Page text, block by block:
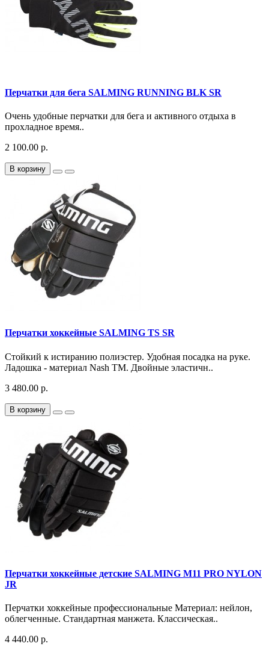
Перчатки для бега SALMING RUNNING BLK SR
Очень удобные перчатки для бега и активного отдыха в
прохладное время..
2 100.00 р.
В корзину
Перчатки хоккейные SALMING TS SR
Стойкий к истиранию полиэстер. Удобная посадка на руке.
Ладошка - материал Nash TM. Двойные эластичн..
3 480.00 р.
В корзину
Перчатки хоккейные детские SALMING M11 PRO NYLON
JR
Перчатки хоккейные профессиональные Материал: нейлон,
облегченные. Стандартная манжета. Классическая..
4 440.00 р.